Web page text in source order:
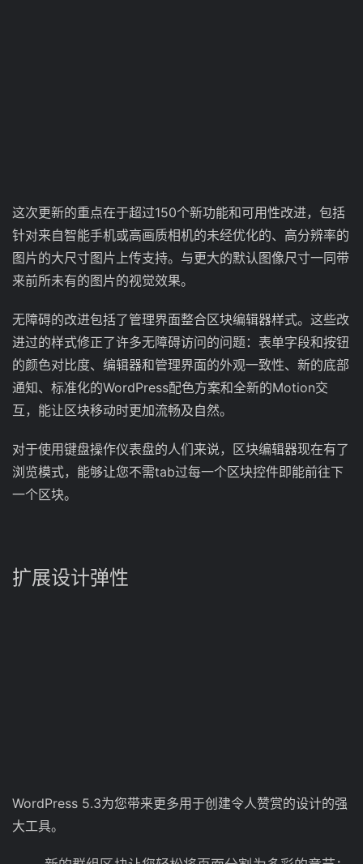
这次更新的重点在于超过150个新功能和可用性改进，包括
针对来自智能手机或高画质相机的未经优化的、高分辨率的
图片的大尺寸图片上传支持。与更大的默认图像尺寸一同带
来前所未有的图片的视觉效果。
无障碍的改进包括了管理界面整合区块编辑器样式。这些改
进过的样式修正了许多无障碍访问的问题：表单字段和按钮
的颜色对比度、编辑器和管理界面的外观一致性、新的底部
通知、标准化的WordPress配色方案和全新的Motion交
互，能让区块移动时更加流畅及自然。
对于使用键盘操作仪表盘的人们来说，区块编辑器现在有了
浏览模式，能够让您不需tab过每一个区块控件即能前往下
一个区块。
扩展设计弹性
WordPress 5.3为您带来更多用于创建令人赞赏的设计的强
大工具。